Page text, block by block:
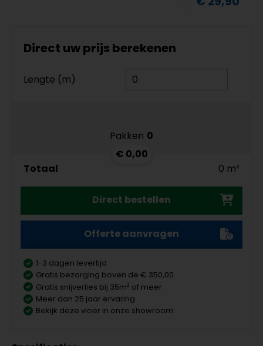
Direct uw prijs berekenen
Lengte (m)
Pakken 0
€ 0,00
Totaal
0 m²
Direct bestellen
Offerte aanvragen
1-3 dagen levertijd
Gratis bezorging boven de € 350,00
Gratis snijverlies bij 35m2 of meer
Meer dan 25 jaar ervaring
Bekijk deze vloer in onze showroom